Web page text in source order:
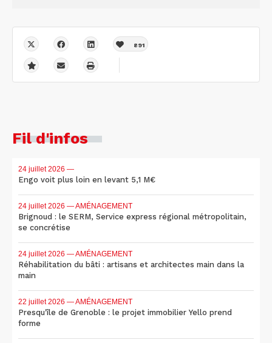
891
Fil d'infos
24 juillet 2026 —
Engo voit plus loin en levant 5,1 M€
24 juillet 2026 — AMÉNAGEMENT
Brignoud : le SERM, Service express régional métropolitain,
se concrétise
24 juillet 2026 — AMÉNAGEMENT
Réhabilitation du bâti : artisans et architectes main dans la
main
22 juillet 2026 — AMÉNAGEMENT
Presqu'île de Grenoble : le projet immobilier Yello prend
forme